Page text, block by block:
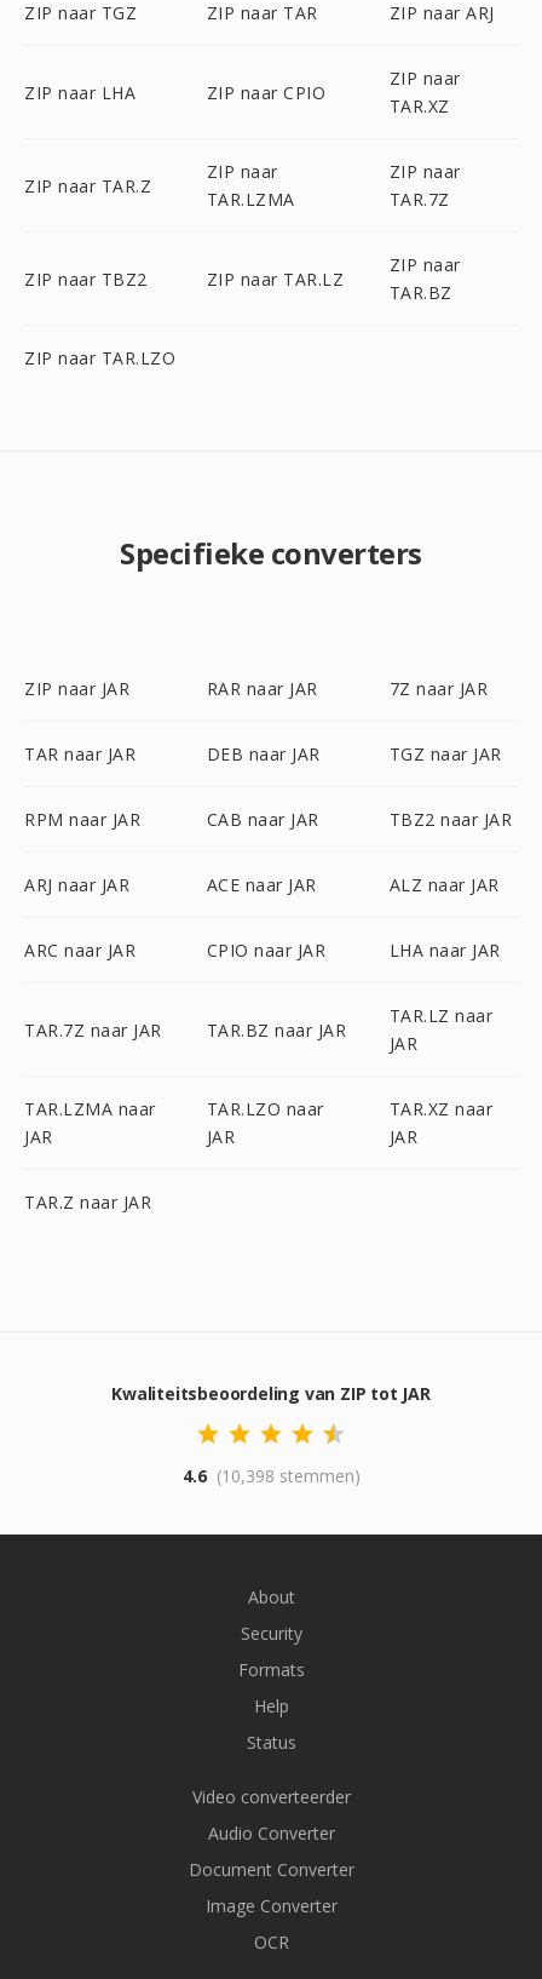
ZIP naar TGZ ZIP naar TAR ZIP naar ARJ
ZIP naar LHA ZIP naar CPIO
ZIP naar
TAR.XZ
ZIP naar TAR.Z
ZIP naar
TAR.LZMA
ZIP naar
TAR.7Z
ZIP naar TBZ2 ZIP naar TAR.LZ
ZIP naar
TAR.BZ
ZIP naar TAR.LZO
Specifieke converters
ZIP naar JAR RAR naar JAR 7Z naar JAR
TAR naar JAR DEB naar JAR TGZ naar JAR
RPM naar JAR CAB naar JAR TBZ2 naar JAR
ARJ naar JAR ACE naar JAR ALZ naar JAR
ARC naar JAR CPIO naar JAR LHA naar JAR
TAR.7Z naar JAR TAR.BZ naar JAR
TAR.LZ naar
JAR
TAR.LZMA naar
JAR
TAR.LZO naar
JAR
TAR.XZ naar
JAR
TAR.Z naar JAR
Kwaliteitsbeoordeling van ZIP tot JAR
4.6 (10,398 stemmen)
About
Security
Formats
Help
Status
Video converteerder
Audio Converter
Document Converter
Image Converter
OCR